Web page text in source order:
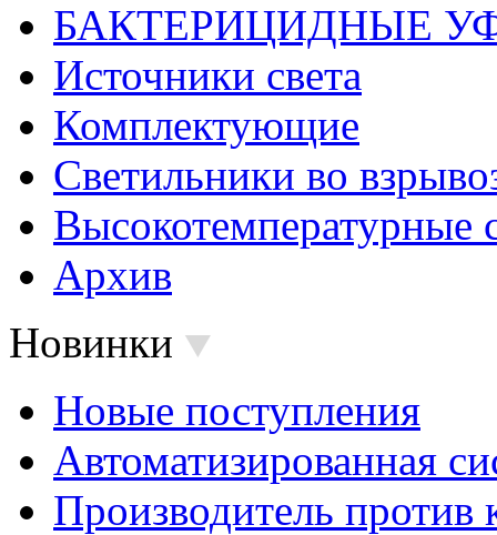
БАКТЕРИЦИДНЫЕ
Источники света
Комплектующие
Светильники во
Высокотемпературные
Архив
Новинки
Новые поступления
Автоматизированная
Производитель против